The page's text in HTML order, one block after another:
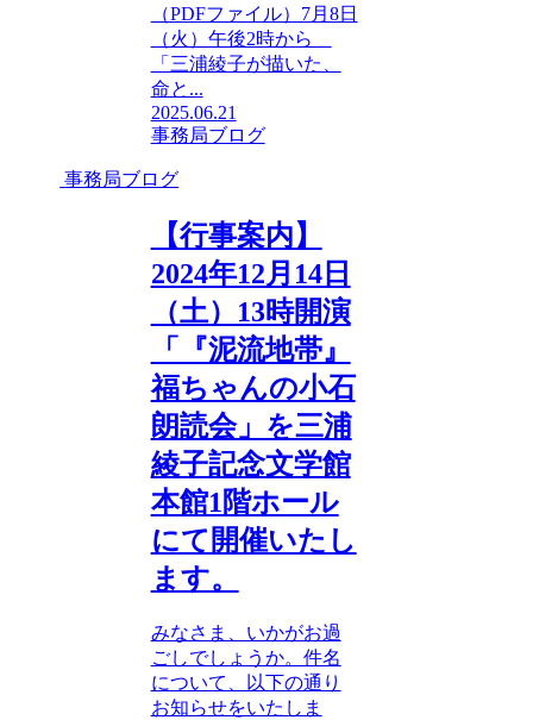
（PDFファイル）7月8日
（火）午後2時から
「三浦綾子が描いた、
命と...
2025.06.21
事務局ブログ
事務局ブログ
【行事案内】
2024年12月14日
（土）13時開演
「『泥流地帯』
福ちゃんの小石
朗読会」を三浦
綾子記念文学館
本館1階ホール
にて開催いたし
ます。
みなさま、いかがお過
ごしでしょうか。件名
について、以下の通り
お知らせをいたしま